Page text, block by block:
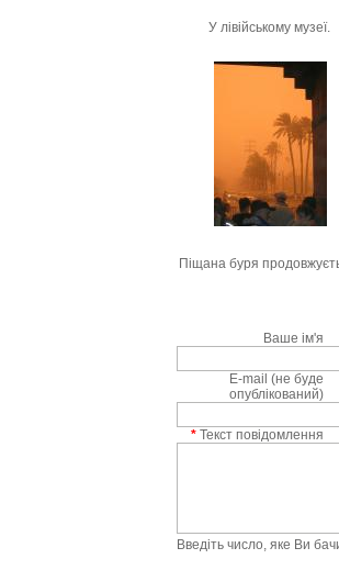
У лівійському музеї.
Піщана буря
Ваше ім'я
E-mail (не буде
опублікований)
* Текст повідомлення
Введіть число, яке Ви